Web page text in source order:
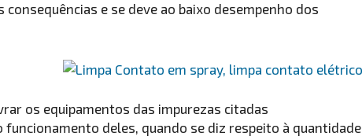
e se deve ao baixo desempenho dos
os equipamentos das impurezas citadas
deles, quando se diz respeito à quantidade